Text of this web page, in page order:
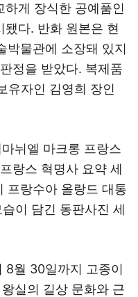
게 장식한 공예품인
다. 반화 원본은 현
박물관에 소장돼 있지
정을 받았다. 복제품
유자인 김영희 장인
뉘엘 마크롱 프랑스
랑스 혁명사 요약 세
프랑수아 올랑드 대통
이 담긴 동판사진 세
8월 30일까지 고종이
실의 길상 문화와 근